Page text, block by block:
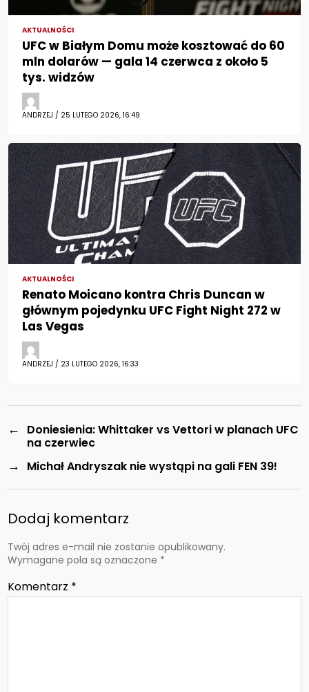
AKTUALNOŚCI
UFC w Białym Domu może kosztować do 60
mln dolarów — gala 14 czerwca z około 5
tys. widzów
ANDRZEJ / 25 LUTEGO 2026, 16:49
AKTUALNOŚCI
Renato Moicano kontra Chris Duncan w
głównym pojedynku UFC Fight Night 272 w
Las Vegas
ANDRZEJ / 23 LUTEGO 2026, 16:33
←
Doniesienia: Whittaker vs Vettori w planach UFC
na czerwiec
→ Michał Andryszak nie wystąpi na gali FEN 39!
Dodaj komentarz
Twój adres e-mail nie zostanie opublikowany.
Wymagane pola są oznaczone *
Komentarz *